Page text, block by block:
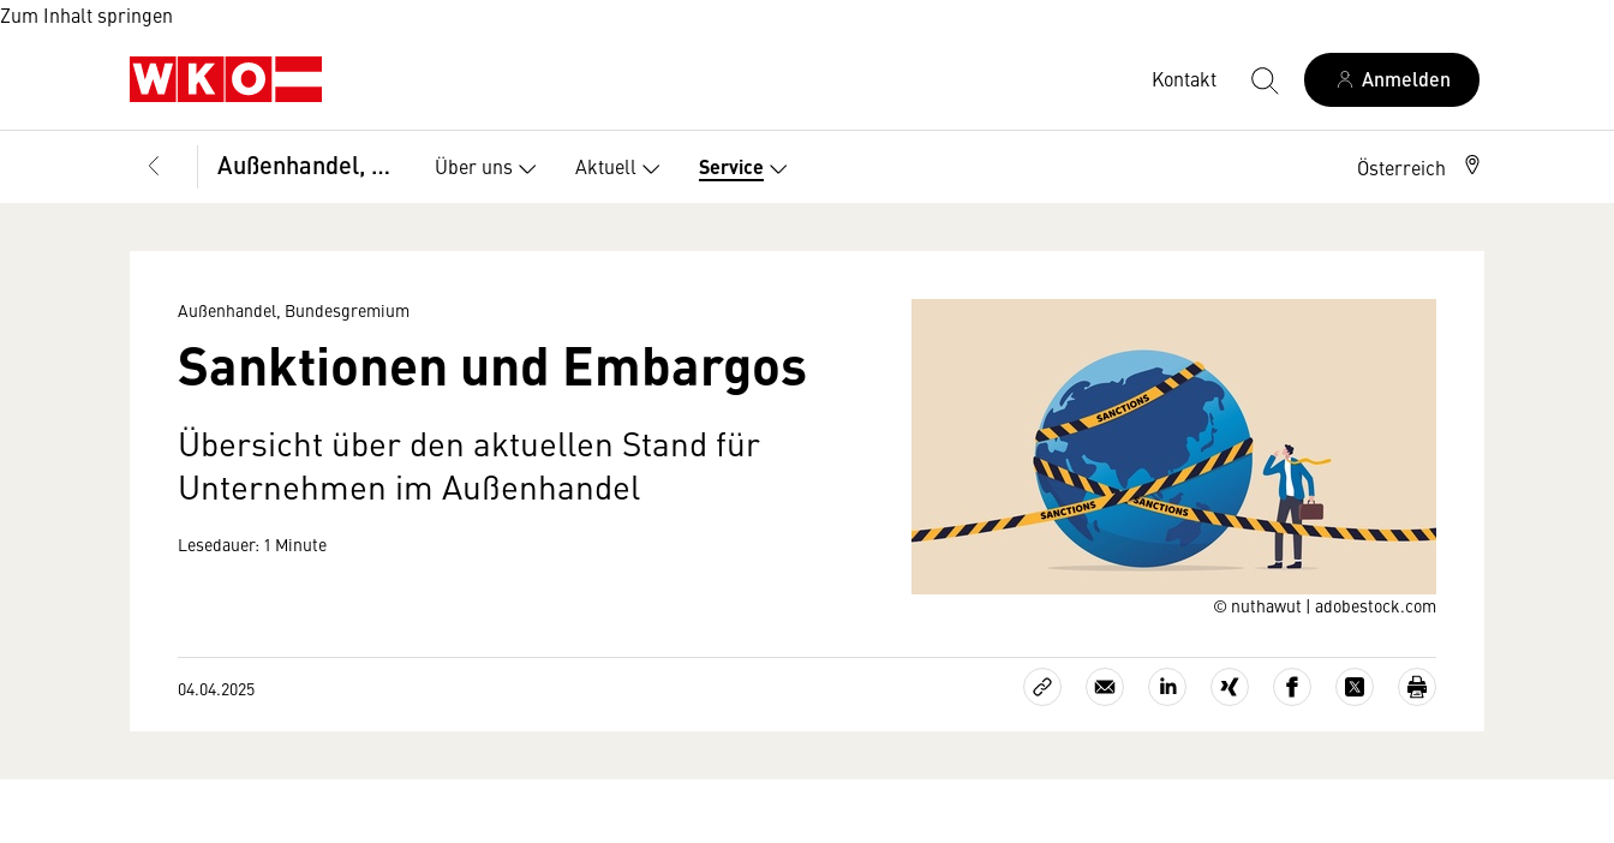
Zum Inhalt springen
Kontakt Anmelden
Außenhandel, Bundesgremium Über uns Aktuell Service Österreich
© nuthawut | adobestock.com
Außenhandel, Bundesgremium
Sanktionen und Embargos
Übersicht über den aktuellen Stand für
Unternehmen im Außenhandel
Lesedauer: 1 Minute
04.04.2025